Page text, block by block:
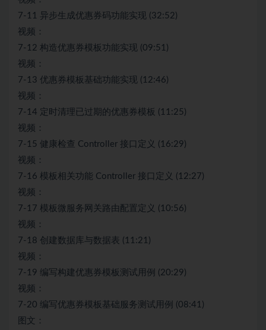
7-11 异步生成优惠券码功能实现 (32:52)
视频：
7-12 构造优惠券模板功能实现 (09:51)
视频：
7-13 优惠券模板基础功能实现 (12:46)
视频：
7-14 定时清理已过期的优惠券模板 (11:25)
视频：
7-15 健康检查 Controller 接口定义 (16:29)
视频：
7-16 模板相关功能 Controller 接口定义 (12:27)
视频：
7-17 模板微服务网关路由配置定义 (10:56)
视频：
7-18 创建数据库与数据表 (11:21)
视频：
7-19 编写构建优惠券模板测试用例 (20:29)
视频：
7-20 编写优惠券模板基础服务测试用例 (08:41)
图文：